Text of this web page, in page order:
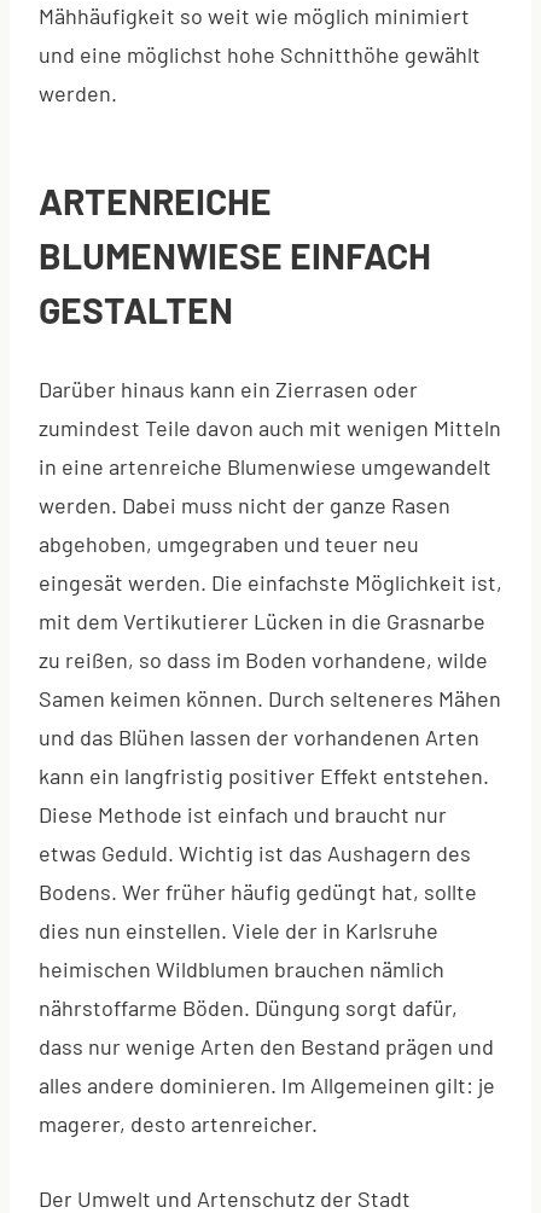
Mähhäufigkeit so weit wie möglich minimiert
und eine möglichst hohe Schnitthöhe gewählt
werden.
ARTENREICHE
BLUMENWIESE EINFACH
GESTALTEN
Darüber hinaus kann ein Zierrasen oder
zumindest Teile davon auch mit wenigen Mitteln
in eine artenreiche Blumenwiese umgewandelt
werden. Dabei muss nicht der ganze Rasen
abgehoben, umgegraben und teuer neu
eingesät werden. Die einfachste Möglichkeit ist,
mit dem Vertikutierer Lücken in die Grasnarbe
zu reißen, so dass im Boden vorhandene, wilde
Samen keimen können. Durch selteneres Mähen
und das Blühen lassen der vorhandenen Arten
kann ein langfristig positiver Effekt entstehen.
Diese Methode ist einfach und braucht nur
etwas Geduld. Wichtig ist das Aushagern des
Bodens. Wer früher häufig gedüngt hat, sollte
dies nun einstellen. Viele der in Karlsruhe
heimischen Wildblumen brauchen nämlich
nährstoffarme Böden. Düngung sorgt dafür,
dass nur wenige Arten den Bestand prägen und
alles andere dominieren. Im Allgemeinen gilt: je
magerer, desto artenreicher.
Der Umwelt und Artenschutz der Stadt